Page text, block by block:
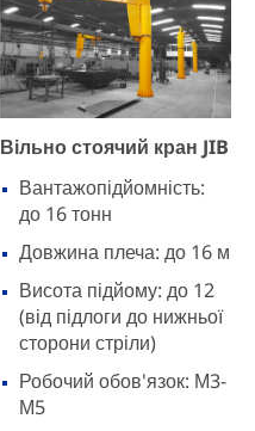
Вільно стоячий кран JIB
Вантажопідйомність:
до 16 тонн
Довжина плеча: до 16 м
Висота підйому: до 12
(від підлоги до нижньої
сторони стріли)
Робочий обов'язок: М3-
М5